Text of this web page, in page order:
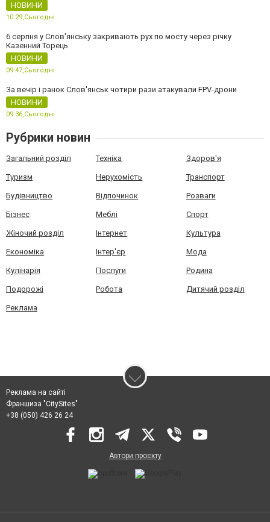
НОВИНИ
10:29,Сьогодні
6 серпня у Слов'янську закривають рух по мосту через річку
Казенний Торець
НОВИНИ
09:47,Сьогодні
За вечір і ранок Слов'янськ чотири рази атакували FPV-дрони
НОВИНИ
09:36,Сьогодні
Рубрики новин
Загальний розділ Техніка Здоров'я
Туризм Нерухомість Транспорт
Будівництво Відпочинок Розваги
Бізнес Меблі Спорт
Жіночий розділ Інтернет Культура
Економіка Інтер'єр Мода
Кулінарія Послуги Родина
Подорожі Робота Дитячий розділ
Реклама
Реклама на сайті
Франшиза "CitySites"
+38 (050) 426 26 24
Автори проєкту